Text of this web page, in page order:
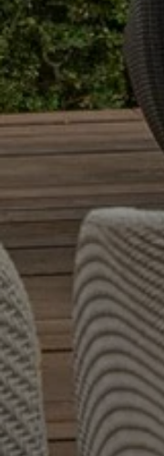
Domaine et
Tel. :
Email :